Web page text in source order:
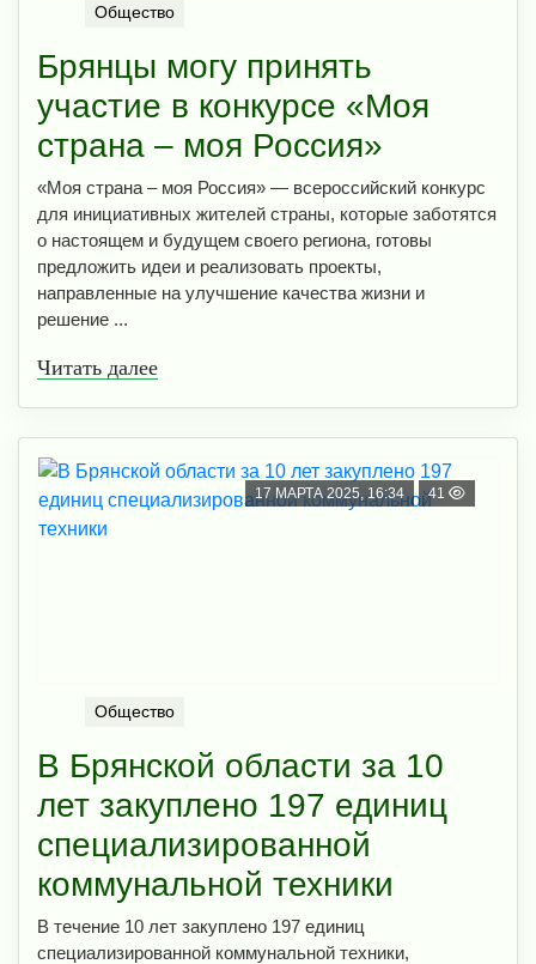
Общество
Брянцы могу принять
участие в конкурсе «Моя
страна – моя Россия»
«Моя страна – моя Россия» — всероссийский конкурс
для инициативных жителей страны, которые заботятся
о настоящем и будущем своего региона, готовы
предложить идеи и реализовать проекты,
направленные на улучшение качества жизни и
решение ...
Читать далее
17 МАРТА 2025, 16:34 41
Общество
В Брянской области за 10
лет закуплено 197 единиц
специализированной
коммунальной техники
В течение 10 лет закуплено 197 единиц
специализированной коммунальной техники,